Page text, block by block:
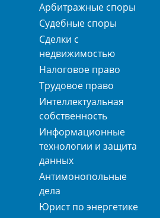
Арбитражные споры
Судебные споры
Сделки с
недвижимостью
Налоговое право
Трудовое право
Интеллектуальная
собственность
Информационные
технологии и защита
данных
Антимонопольные
дела
Юрист по энергетике